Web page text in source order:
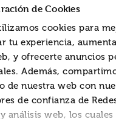
de Cookies
cookies para
tu experiencia,
y ofrecerte anuncios
Además,
de nuestra web con
de confianza de
análisis web, los cuales
Luz en la